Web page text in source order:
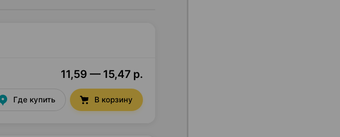
11,59 — 15,47 р.
Где купить В корзину